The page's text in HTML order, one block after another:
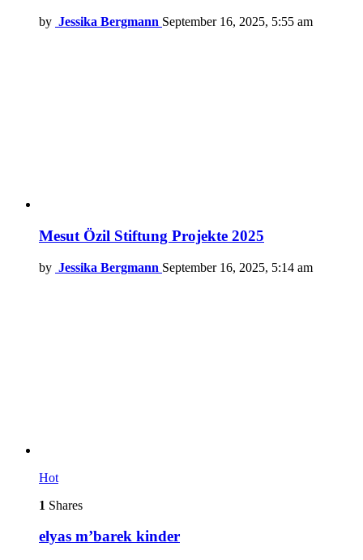
by Jessika Bergmann September 16, 2025, 5:55 am
Mesut Özil Stiftung Projekte 2025
by Jessika Bergmann September 16, 2025, 5:14 am
Hot
1 Shares
elyas m’barek kinder